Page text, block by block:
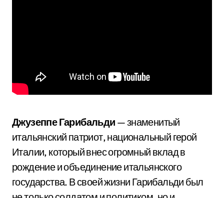
Джузеппе Гарибальди — знаменитый
итальянский патриот, национальный герой
Италии, который внес огромный вклад в
рождение и объединение итальянского
государства. В своей жизни Гарибальди был